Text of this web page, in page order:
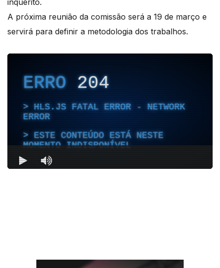
A próxima reunião da comissão será a 19 de março e
servirá para definir a metodologia dos trabalhos.